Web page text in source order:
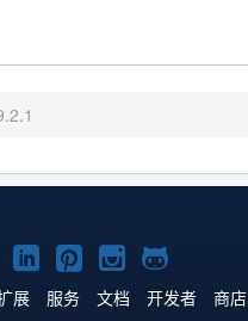
LinkedIn
主
Pinterest
主
Instagram
主
GitHub
主
展 服务 文档 开发者 商店